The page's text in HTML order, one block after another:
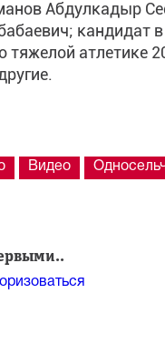
Абдулкадыр
кандидат
тяжелой атлетике
Видео